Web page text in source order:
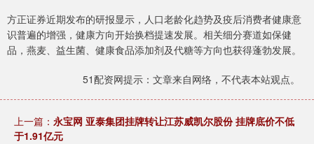
方正证券近期发布的研报显示，人口老龄化趋势及疫后消费者健康意
识普遍的增强，健康方向开始换档提速发展。相关细分赛道如保健
品，燕麦、益生菌、健康食品添加剂及代糖等方向也获得蓬勃发展。
51配资网提示：文章来自网络，不代表本站观点。
上一篇： 永宝网 亚泰集团挂牌转让江苏威凯尔股份 挂牌底价不低
于1.91亿元